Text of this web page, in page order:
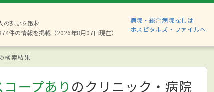
の想いを取材
件の情報を掲載（2026年8月07日現在）
病院・総合病院探しは
ホスピタルズ・ファイルへ
検索結果
ープあり のクリニック・病院